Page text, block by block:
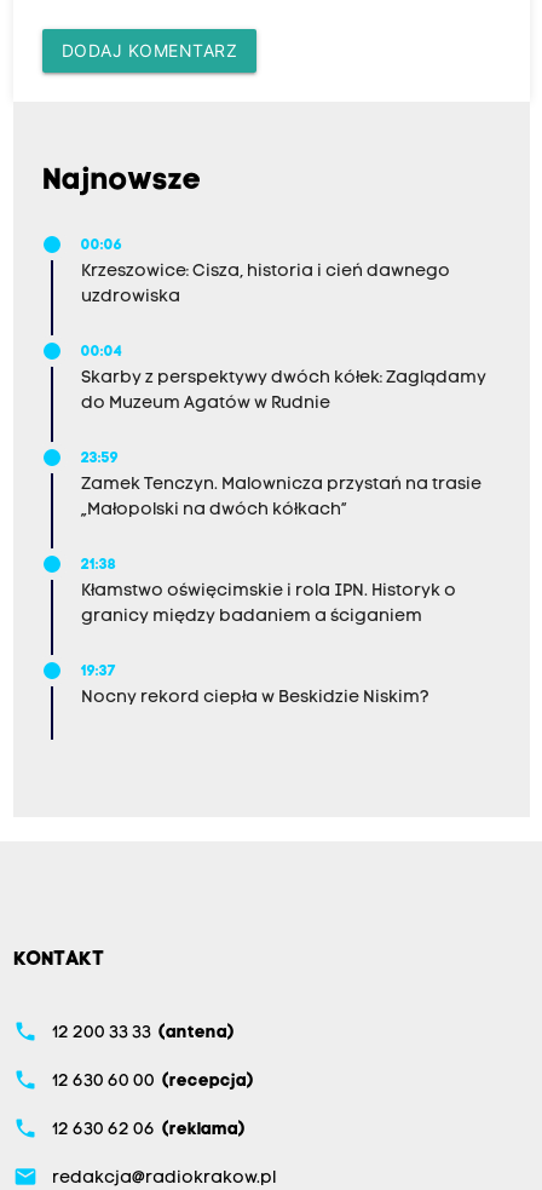
DODAJ KOMENTARZ
Najnowsze
00:06
Krzeszowice: Cisza, historia i cień dawnego
uzdrowiska
00:04
Skarby z perspektywy dwóch kółek: Zaglądamy
do Muzeum Agatów w Rudnie
23:59
Zamek Tenczyn. Malownicza przystań na trasie
„Małopolski na dwóch kółkach”
21:38
Kłamstwo oświęcimskie i rola IPN. Historyk o
granicy między badaniem a ściganiem
19:37
Nocny rekord ciepła w Beskidzie Niskim?
KONTAKT
phone 12 200 33 33 (antena)
phone 12 630 60 00 (recepcja)
phone 12 630 62 06 (reklama)
email redakcja@radiokrakow.pl